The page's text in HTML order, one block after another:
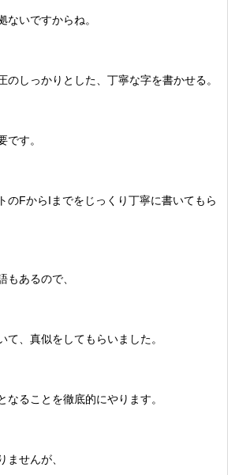
ないですからね。
のしっかりとした、丁寧な字を書かせる。
です。
のFからIまでをじっくり丁寧に書いてもら
もあるので、
て、真似をしてもらいました。
なることを徹底的にやります。
ませんが、